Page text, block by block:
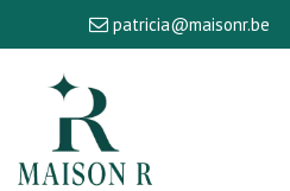
patricia@maisonr.be